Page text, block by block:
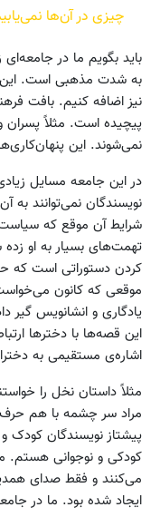
چیزی در آن‌ها
باید بگویم ما در
به شدت مذهبی است. این
نیز اضافه کنیم. بافت
پیچیده است. مثلاً پسران
نمی‌شوند. این
در این جامعه مسایل
نویسندگان نمی‌توانند به
شرایط آن موقع که
تهمت‌های بسیار به او
کردن دستوراتی است که
موقعی که کانون
یادگاری و انشانویس
این قصه‌ها با دخترها
اشاره‌ی مستقیمی به
مثلاً داستان نخل را
مراد سر چشمه با هم حرف
پیشتاز نویسندگان کودک
کودکی و نوجوانی هستم.
می‌کنند و فقط صدای
ایجاد شده بود. ما در